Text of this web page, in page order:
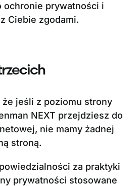
ochronie prywatności i
Ciebie zgodami.
że jeśli z poziomu strony
NEXT przejdziesz do
nie mamy żadnej
stroną.
za praktyki
prywatności stosowane